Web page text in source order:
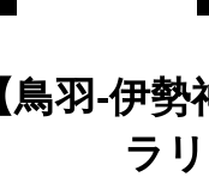
鳥羽-伊
ラ